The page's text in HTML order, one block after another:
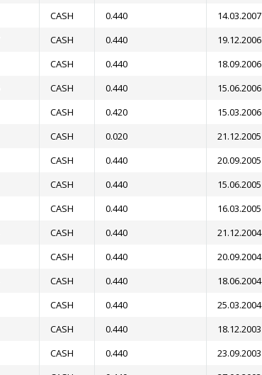
CASH 0.440 14.03.2007
CASH 0.440 19.12.2006
CASH 0.440 18.09.2006
CASH 0.440 15.06.2006
CASH 0.420 15.03.2006
CASH 0.020 21.12.2005
CASH 0.440 20.09.2005
CASH 0.440 15.06.2005
CASH 0.440 16.03.2005
CASH 0.440 21.12.2004
CASH 0.440 20.09.2004
CASH 0.440 18.06.2004
CASH 0.440 25.03.2004
CASH 0.440 18.12.2003
CASH 0.440 23.09.2003